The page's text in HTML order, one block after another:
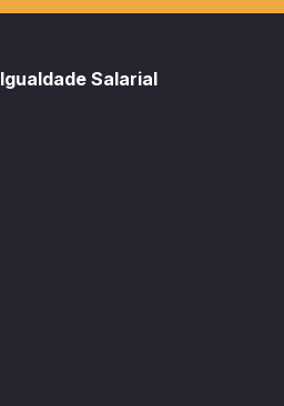
Igualdade Salarial